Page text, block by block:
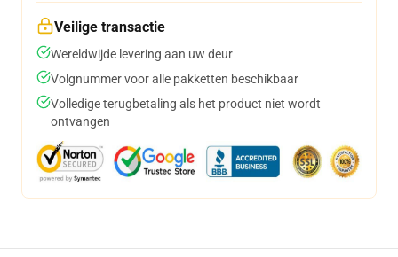
Veilige transactie
Wereldwijde levering aan uw deur
Volgnummer voor alle pakketten beschikbaar
Volledige terugbetaling als het product niet wordt
ontvangen